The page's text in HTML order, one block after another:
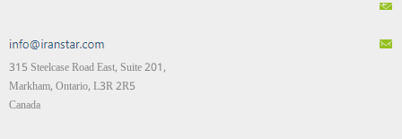
315 Steelcase Road East, Suite 201,
Markham, Ontario, L3R 2R5
Canada